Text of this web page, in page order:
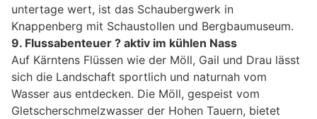
untertage wert, ist das Schaubergwerk in
Knappenberg mit Schaustollen und Bergbaumuseum.
9. Flussabenteuer ? aktiv im kühlen Nass
Auf Kärntens Flüssen wie der Möll, Gail und Drau lässt
sich die Landschaft sportlich und naturnah vom
Wasser aus entdecken. Die Möll, gespeist vom
Gletscherschmelzwasser der Hohen Tauern, bietet